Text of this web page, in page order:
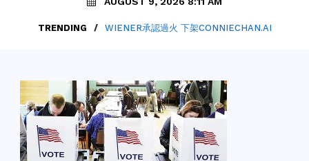
TRENDING / WIENER承認過火 下架CONNIECHAN.AI